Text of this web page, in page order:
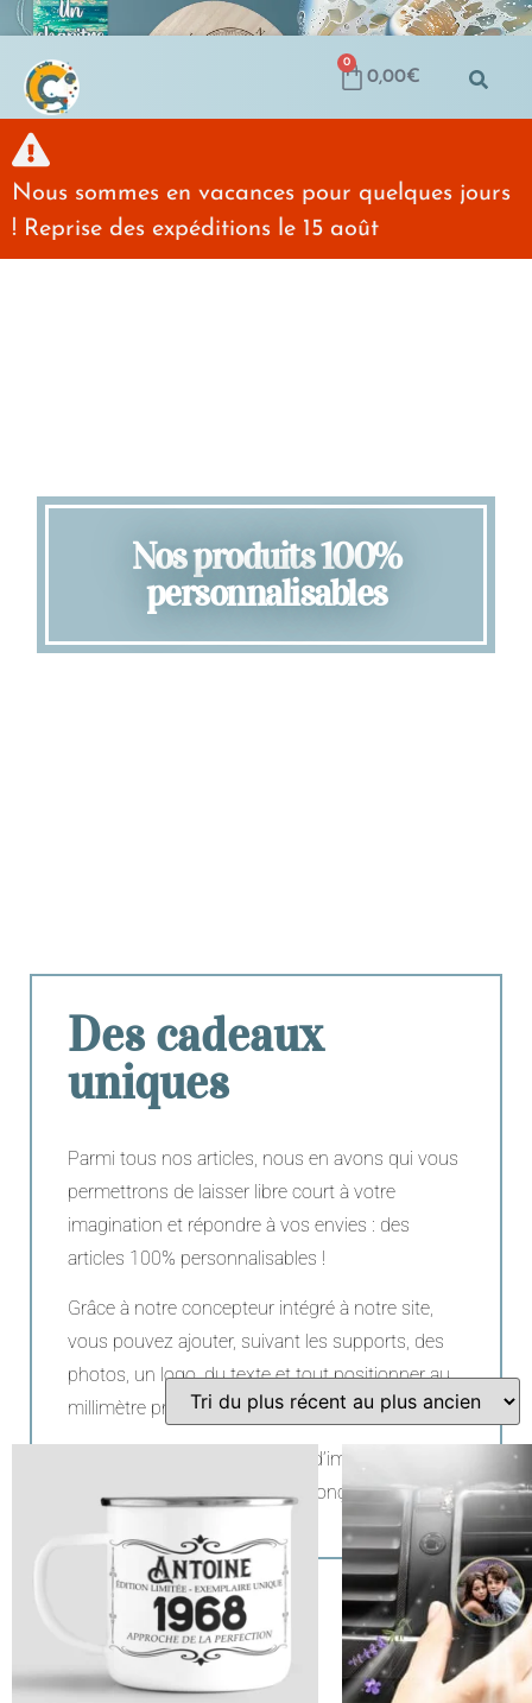
0,00€
0
Nous sommes en vacances pour quelques jours
! Reprise des expéditions le 15 août
Nos produits 100%
personnalisables
Des cadeaux
uniques
Parmi tous nos articles, nous en avons qui vous
permettrons de laisser libre court à votre
imagination et répondre à vos envies : des
articles 100% personnalisables !
Grâce à notre concepteur intégré à notre site,
vous pouvez ajouter, suivant les supports, des
photos, un logo, du texte et tout positionner au
millimètre près.
Ensuite nous nous occupons d’imprimer, graver
ou broder tel que vous l’avez conçu !